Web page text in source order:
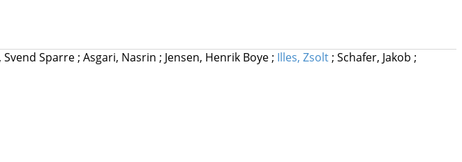
Svend Sparre; Asgari, Nasrin ; Jensen, Henrik Boye; Illes, Zsolt; Schafer, Jakob ;